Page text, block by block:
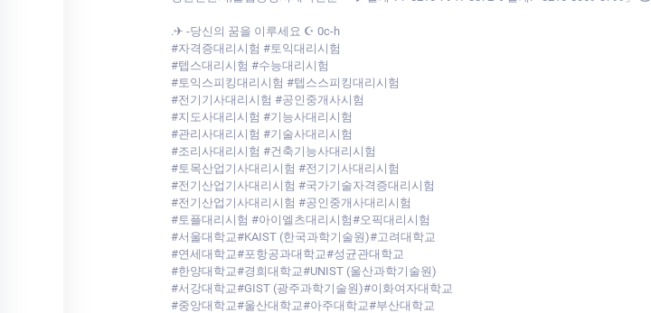
.✈ -당신의 꿈을 이루세요 ☪ 0c-h
#자격증대리시험 #토익대리시험
#텝스대리시험 #수능대리시험
#토익스피킹대리시험 #텝스스피킹대리시험
#전기기사대리시험 #공인중개사시험
#지도사대리시험 #기능사대리시험
#관리사대리시험 #기술사대리시험
#조리사대리시험 #건축기능사대리시험
#토목산업기사대리시험 #전기기사대리시험
#전기산업기사대리시험 #국가기술자격증대리시험
#전기산업기사대리시험 #공인중개사대리시험
#토플대리시험 #아이엘츠대리시험#오픽대리시험
#서울대학교#KAIST (한국과학기술원)#고려대학교
#연세대학교#포항공과대학교#성균관대학교
#한양대학교#경희대학교#UNIST (울산과학기술원)
#서강대학교#GIST (광주과학기술원)#이화여자대학교
#중앙대학교#울산대학교#아주대학교#부산대학교